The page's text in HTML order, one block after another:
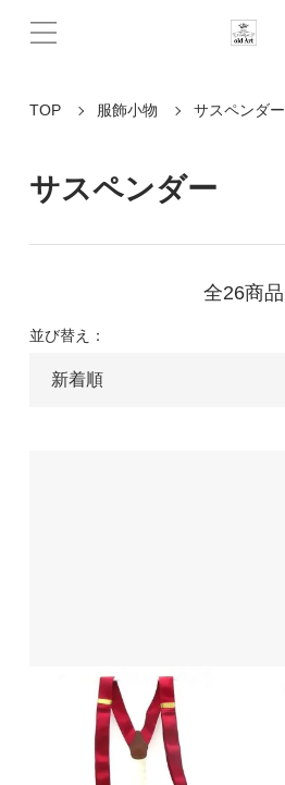
TOP 服飾小物 サスペンダー
サスペンダー
全26商品
並び替え：